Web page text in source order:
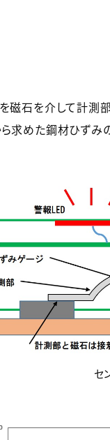
磁石を介して計測
求めた鋼材ひずみ
セ